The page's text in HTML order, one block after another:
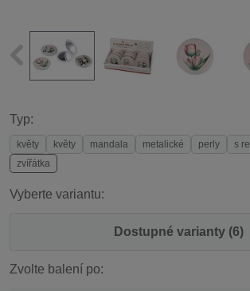
Typ:
květy květy mandala metalické perly
s
zvířátka
Vyberte variantu:
Dostupné varianty (6)
Zvolte balení po: